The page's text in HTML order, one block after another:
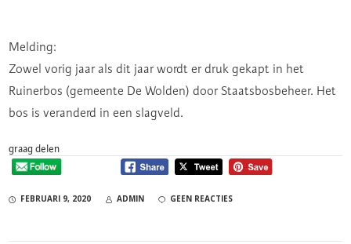
Melding:
Zowel vorig jaar als dit jaar wordt er druk gekapt in het
Ruinerbos (gemeente De Wolden) door Staatsbosbeheer. Het
bos is veranderd in een slagveld.
graag delen
FEBRUARI 9, 2020 ADMIN GEEN REACTIES